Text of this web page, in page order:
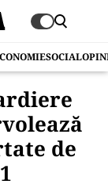
SOCIAL
de